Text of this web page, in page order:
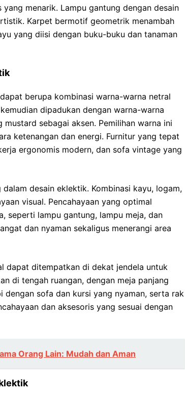
menarik. Lampu gantung dengan desain
Karpet bermotif geometrik menambah
yang diisi dengan buku-buku dan tanaman
berupa kombinasi warna-warna netral
dipadukan dengan warna-warna
sebagai aksen. Pemilihan warna ini
ketenangan dan energi. Furnitur yang tepat
ergonomis modern, dan sofa vintage yang
desain eklektik. Kombinasi kayu, logam,
visual. Pencahayaan yang optimal
seperti lampu gantung, lampu meja, dan
dan nyaman sekaligus menerangi area
dapat ditempatkan di dekat jendela untuk
di tengah ruangan, dengan meja panjang
sofa dan kursi yang nyaman, serta rak
dan aksesoris yang sesuai dengan
Orang Lain: Mudah dan Aman